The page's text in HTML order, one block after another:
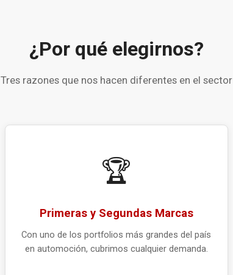
¿Por qué elegirnos?
Tres razones que nos hacen diferentes en el sector
🏆
Primeras y Segundas Marcas
Con uno de los portfolios más grandes del país
en automoción, cubrimos cualquier demanda.